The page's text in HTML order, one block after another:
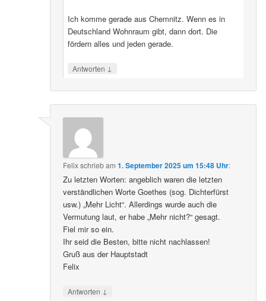
Ich komme gerade aus Chemnitz. Wenn es in
Deutschland Wohnraum gibt, dann dort. Die
fördern alles und jeden gerade.
Antworten ↓
Felixschriebam1. September 2025 um 15:48 Uhr:
Zu letzten Worten: angeblich waren die letzten
verständlichen Worte Goethes (sog. Dichterfürst
usw.) „Mehr Licht“. Allerdings wurde auch die
Vermutung laut, er habe „Mehr nicht?“ gesagt.
Fiel mir so ein.
Ihr seid die Besten, bitte nicht nachlassen!
Gruß aus der Hauptstadt
Felix
Antworten ↓